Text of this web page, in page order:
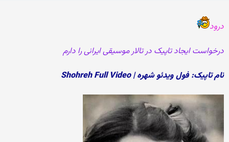
درود
درخواست ایجاد تاپیک در تالار موسیقی ایرانی را دارم
نام تاپیک: فول ویدئو شهره | Shohreh Full Video